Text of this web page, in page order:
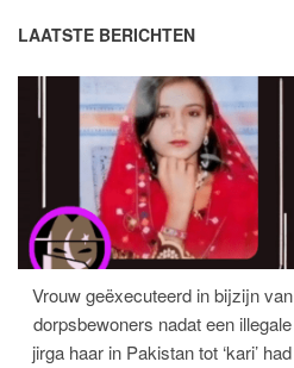
LAATSTE BERICHTEN
Vrouw geëxecuteerd in bijzijn van
dorpsbewoners nadat een illegale
jirga haar in Pakistan tot ‘kari’ had